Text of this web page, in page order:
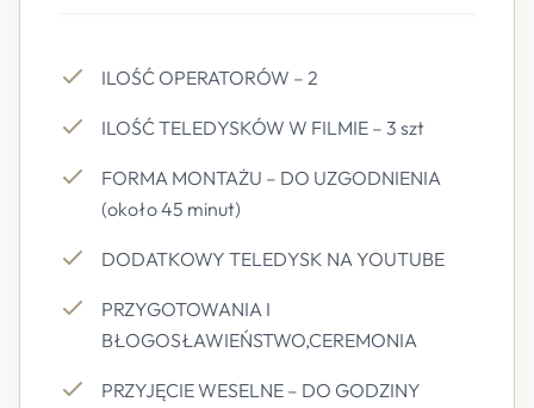
ILOŚĆ OPERATORÓW – 2
ILOŚĆ TELEDYSKÓW W FILMIE – 3 szt
FORMA MONTAŻU – DO UZGODNIENIA
(około 45 minut)
DODATKOWY TELEDYSK NA YOUTUBE
PRZYGOTOWANIA I
BŁOGOSŁAWIEŃSTWO,CEREMONIA
PRZYJĘCIE WESELNE – DO GODZINY